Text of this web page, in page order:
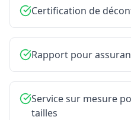
Certification de
Rapport pour
Service sur mesure
tailles